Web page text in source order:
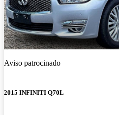
Aviso patrocinado
2015 INFINITI Q70L